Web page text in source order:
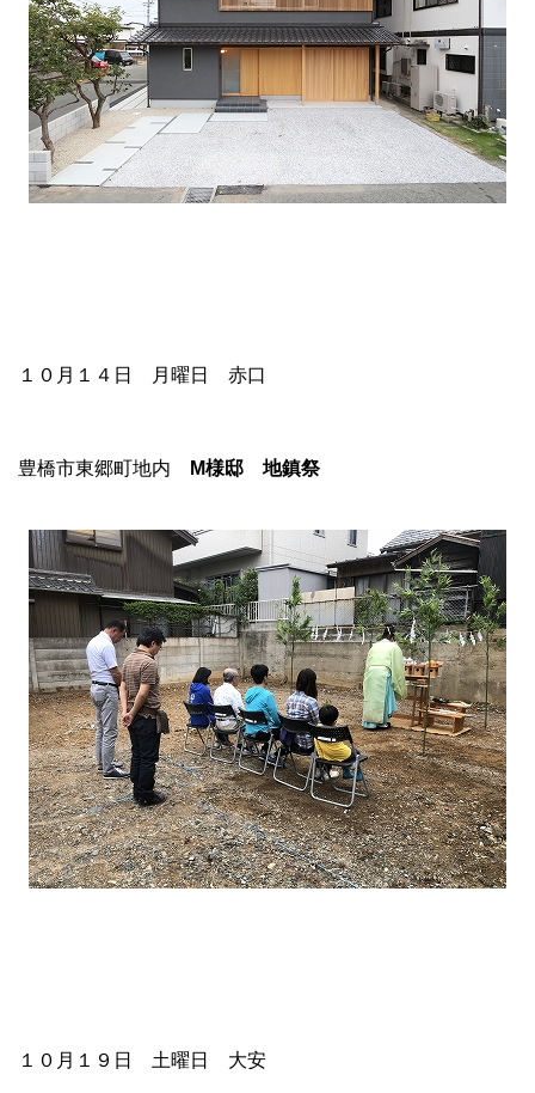
１０月１４日 月曜日 赤口
豊橋市東郷町地内 M様邸 地鎮祭
１０月１９日 土曜日 大安